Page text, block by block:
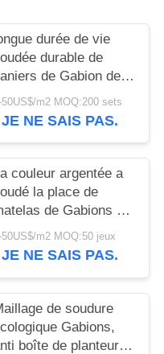
durée de vie
durable de
de Gabion de
dans le secteur
de décoration
50US$/m2 MOQ:200 sets
NE SAIS PAS.
couleur argentée a
la place de
de Gabions de
forme ronde
50US$/m2 MOQ:50 jeux
NE SAIS PAS.
de soudure
Gabions,
boîte de planteur